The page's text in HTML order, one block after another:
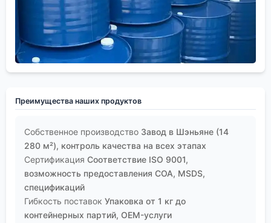
Преимущества наших продуктов
Собственное производство Завод в Шэньяне (14
280 м²), контроль качества на всех этапах
Сертификация Соответствие ISO 9001,
возможность предоставления COA, MSDS,
спецификаций
Гибкость поставок Упаковка от 1 кг до
контейнерных партий, OEM-услуги